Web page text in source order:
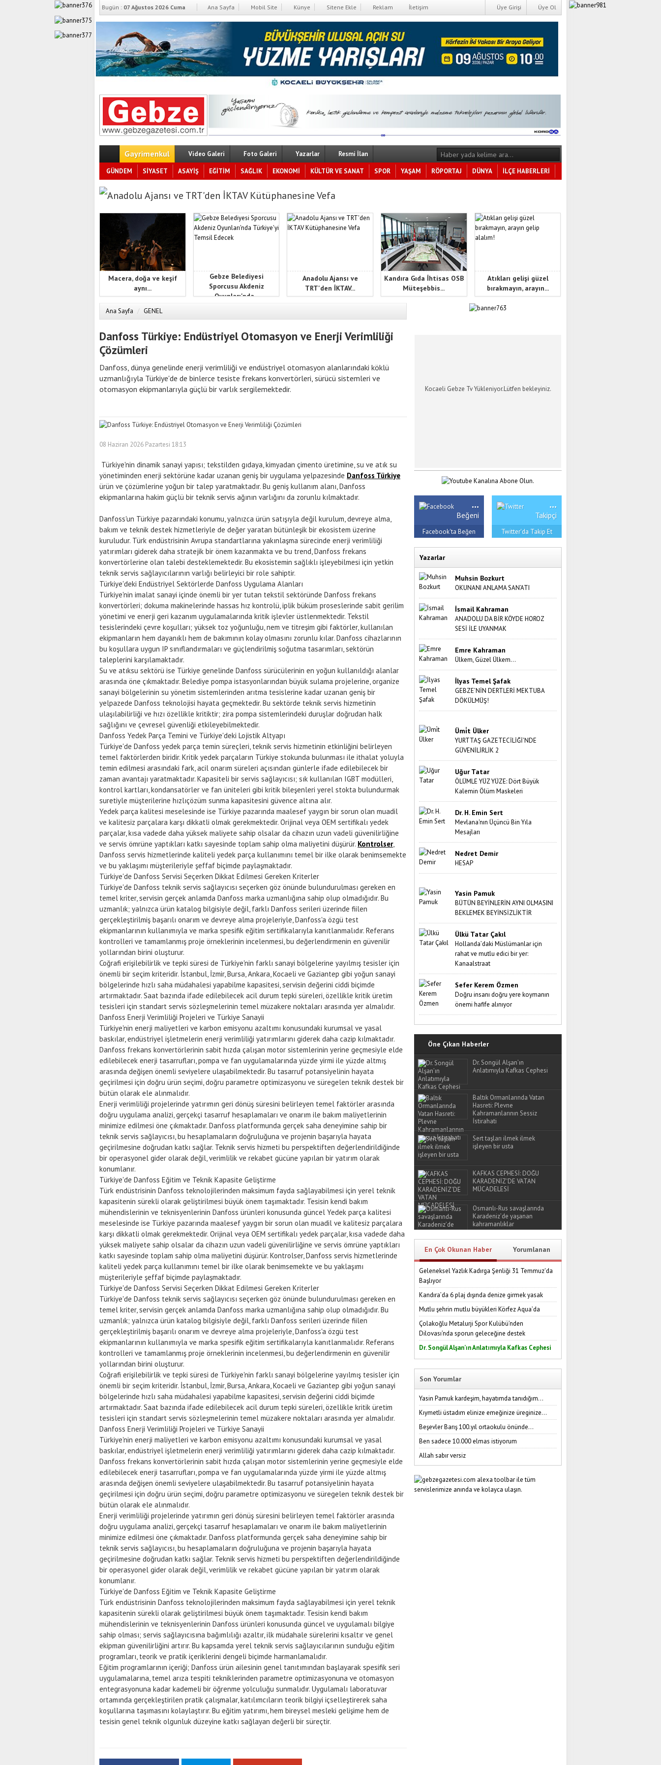
Bugün : 07 Ağustos 2026 Cuma Ana Sayfa Mobil Site Künye Sitene Ekle Reklam İletişim Üye Ol
Üye Girişi
Gayrimenkul Video Galeri Foto Galeri Yazarlar Resmi İlan
GÜNDEM SİYASET ASAYİŞ EĞİTİM SAĞLIK EKONOMİ KÜLTÜR VE SANAT SPOR YAŞAM RÖPORTAJ DÜNYA
İLÇE HABERLERİ
Anadolu Ajansı ve TRT'den İKTAV Kütüphanesine Vefa
Macera, doğa ve keşif
aynı...
Gebze Belediyesi
Sporcusu Akdeniz
Oyunları'nda...
Anadolu Ajansı ve
TRT'den İKTAV...
Kandıra Gıda İhtisas OSB
Müteşebbis...
Atıkları gelişi güzel
bırakmayın, arayın...
Ana Sayfa / GENEL
Danfoss Türkiye: Endüstriyel Otomasyon ve Enerji Verimliliği
Çözümleri
Danfoss, dünya genelinde enerji verimliliği ve endüstriyel otomasyon alanlarındaki köklü
uzmanlığıyla Türkiye'de de binlerce tesiste frekans konvertörleri, sürücü sistemleri ve
otomasyon ekipmanlarıyla güçlü bir varlık sergilemektedir.
08 Haziran 2026 Pazartesi 18:13
Türkiye'nin dinamik sanayi yapısı; tekstilden gıdaya, kimyadan çimento üretimine, su ve atık su
yönetiminden enerji sektörüne kadar uzanan geniş bir uygulama yelpazesinde Danfoss Türkiye
ürün ve çözümlerine yoğun bir talep yaratmaktadır. Bu geniş kullanım alanı, Danfoss
ekipmanlarına hakim güçlü bir teknik servis ağının varlığını da zorunlu kılmaktadır.
Danfoss'un Türkiye pazarındaki konumu, yalnızca ürün satışıyla değil kurulum, devreye alma,
bakım ve teknik destek hizmetleriyle de değer yaratan bütünleşik bir ekosistem üzerine
kuruludur. Türk endüstrisinin Avrupa standartlarına yakınlaşma sürecinde enerji verimliliği
yatırımları giderek daha stratejik bir önem kazanmakta ve bu trend, Danfoss frekans
konvertörlerine olan talebi desteklemektedir. Bu ekosistemin sağlıklı işleyebilmesi için yetkin
teknik servis sağlayıcılarının varlığı belirleyici bir role sahiptir.
Türkiye'deki Endüstriyel Sektörlerde Danfoss Uygulama Alanları
Türkiye'nin imalat sanayi içinde önemli bir yer tutan tekstil sektöründe Danfoss frekans
konvertörleri; dokuma makinelerinde hassas hız kontrolü, iplik büküm proseslerinde sabit gerilim
yönetimi ve enerji geri kazanım uygulamalarında kritik işlevler üstlenmektedir. Tekstil
tesislerindeki çevre koşulları; yüksek toz yoğunluğu, nem ve titreşim gibi faktörler, kullanılan
ekipmanların hem dayanıklı hem de bakımının kolay olmasını zorunlu kılar. Danfoss cihazlarının
bu koşullara uygun IP sınıflandırmaları ve güçlendirilmiş soğutma tasarımları, sektörün
taleplerini karşılamaktadır.
Su ve atıksu sektörü ise Türkiye genelinde Danfoss sürücülerinin en yoğun kullanıldığı alanlar
arasında öne çıkmaktadır. Belediye pompa istasyonlarından büyük sulama projelerine, organize
sanayi bölgelerinin su yönetim sistemlerinden arıtma tesislerine kadar uzanan geniş bir
yelpazede Danfoss teknolojisi hayata geçmektedir. Bu sektörde teknik servis hizmetinin
ulaşılabilirliği ve hızı özellikle kritiktir; zira pompa sistemlerindeki duruşlar doğrudan halk
sağlığını ve çevresel güvenliği etkileyebilmektedir.
Danfoss Yedek Parça Temini ve Türkiye'deki Lojistik Altyapı
Türkiye'de Danfoss yedek parça temin süreçleri, teknik servis hizmetinin etkinliğini belirleyen
temel faktörlerden biridir. Kritik yedek parçaların Türkiye stokunda bulunması ile ithalat yoluyla
temin edilmesi arasındaki fark, acil onarım süreleri açısından günlerle ifade edilebilecek bir
zaman avantajı yaratmaktadır. Kapasiteli bir servis sağlayıcısı; sık kullanılan IGBT modülleri,
kontrol kartları, kondansatörler ve fan üniteleri gibi kritik bileşenleri yerel stokta bulundurmak
suretiyle müşterilerine hızlıçözüm sunma kapasitesini güvence altına alır.
Yedek parça kalitesi meselesinde ise Türkiye pazarında maalesef yaygın bir sorun olan muadil
ve kalitesiz parçalara karşı dikkatli olmak gerekmektedir. Orijinal veya OEM sertifikalı yedek
parçalar, kısa vadede daha yüksek maliyete sahip olsalar da cihazın uzun vadeli güvenilirliğine
ve servis ömrüne yaptıkları katkı sayesinde toplam sahip olma maliyetini düşürür. Kontrolser,
Danfoss servis hizmetlerinde kaliteli yedek parça kullanımını temel bir ilke olarak benimsemekte
ve bu yaklaşımı müşterileriyle şeffaf biçimde paylaşmaktadır.
Türkiye'de Danfoss Servisi Seçerken Dikkat Edilmesi Gereken Kriterler
Türkiye'de Danfoss teknik servis sağlayıcısı seçerken göz önünde bulundurulması gereken en
temel kriter, servisin gerçek anlamda Danfoss marka uzmanlığına sahip olup olmadığıdır. Bu
uzmanlık; yalnızca ürün katalog bilgisiyle değil, farklı Danfoss serileri üzerinde fiilen
gerçekleştirilmiş başarılı onarım ve devreye alma projeleriyle, Danfoss'a özgü test
ekipmanlarının kullanımıyla ve marka spesifik eğitim sertifikalarıyla kanıtlanmalıdır. Referans
kontrolleri ve tamamlanmış proje örneklerinin incelenmesi, bu değerlendirmenin en güvenilir
yollarından birini oluşturur.
Coğrafi erişilebilirlik ve tepki süresi de Türkiye'nin farklı sanayi bölgelerine yayılmış tesisler için
önemli bir seçim kriteridir. İstanbul, İzmir, Bursa, Ankara, Kocaeli ve Gaziantep gibi yoğun sanayi
bölgelerinde hızlı saha müdahalesi yapabilme kapasitesi, servisin değerini ciddi biçimde
artırmaktadır. Saat bazında ifade edilebilecek acil durum tepki süreleri, özellikle kritik üretim
tesisleri için standart servis sözleşmelerinin temel müzakere noktaları arasında yer almalıdır.
Danfoss Enerji Verimliliği Projeleri ve Türkiye Sanayii
Türkiye'nin enerji maliyetleri ve karbon emisyonu azaltımı konusundaki kurumsal ve yasal
baskılar, endüstriyel işletmelerin enerji verimliliği yatırımlarını giderek daha cazip kılmaktadır.
Danfoss frekans konvertörlerinin sabit hızda çalışan motor sistemlerinin yerine geçmesiyle elde
edilebilecek enerji tasarrufları, pompa ve fan uygulamalarında yüzde yirmi ile yüzde altmış
arasında değişen önemli seviyelere ulaşabilmektedir. Bu tasarruf potansiyelinin hayata
geçirilmesi için doğru ürün seçimi, doğru parametre optimizasyonu ve süregelen teknik destek bir
bütün olarak ele alınmalıdır.
Enerji verimliliği projelerinde yatırımın geri dönüş süresini belirleyen temel faktörler arasında
doğru uygulama analizi, gerçekçi tasarruf hesaplamaları ve onarım ile bakım maliyetlerinin
minimize edilmesi öne çıkmaktadır. Danfoss platformunda gerçek saha deneyimine sahip bir
teknik servis sağlayıcısı, bu hesaplamaların doğruluğuna ve projenin başarıyla hayata
geçirilmesine doğrudan katkı sağlar. Teknik servis hizmeti bu perspektiften değerlendirildiğinde
bir operasyonel gider olarak değil, verimlilik ve rekabet gücüne yapılan bir yatırım olarak
konumlanır.
Türkiye'de Danfoss Eğitim ve Teknik Kapasite Geliştirme
Türk endüstrisinin Danfoss teknolojilerinden maksimum fayda sağlayabilmesi için yerel teknik
kapasitenin sürekli olarak geliştirilmesi büyük önem taşımaktadır. Tesisin kendi bakım
mühendislerinin ve teknisyenlerinin Danfoss ürünleri konusunda güncel Yedek parça kalitesi
meselesinde ise Türkiye pazarında maalesef yaygın bir sorun olan muadil ve kalitesiz parçalara
karşı dikkatli olmak gerekmektedir. Orijinal veya OEM sertifikalı yedek parçalar, kısa vadede daha
yüksek maliyete sahip olsalar da cihazın uzun vadeli güvenilirliğine ve servis ömrüne yaptıkları
katkı sayesinde toplam sahip olma maliyetini düşürür. Kontrolser, Danfoss servis hizmetlerinde
kaliteli yedek parça kullanımını temel bir ilke olarak benimsemekte ve bu yaklaşımı
müşterileriyle şeffaf biçimde paylaşmaktadır.
Türkiye'de Danfoss Servisi Seçerken Dikkat Edilmesi Gereken Kriterler
Türkiye'de Danfoss teknik servis sağlayıcısı seçerken göz önünde bulundurulması gereken en
temel kriter, servisin gerçek anlamda Danfoss marka uzmanlığına sahip olup olmadığıdır. Bu
uzmanlık; yalnızca ürün katalog bilgisiyle değil, farklı Danfoss serileri üzerinde fiilen
gerçekleştirilmiş başarılı onarım ve devreye alma projeleriyle, Danfoss'a özgü test
ekipmanlarının kullanımıyla ve marka spesifik eğitim sertifikalarıyla kanıtlanmalıdır. Referans
kontrolleri ve tamamlanmış proje örneklerinin incelenmesi, bu değerlendirmenin en güvenilir
yollarından birini oluşturur.
Coğrafi erişilebilirlik ve tepki süresi de Türkiye'nin farklı sanayi bölgelerine yayılmış tesisler için
önemli bir seçim kriteridir. İstanbul, İzmir, Bursa, Ankara, Kocaeli ve Gaziantep gibi yoğun sanayi
bölgelerinde hızlı saha müdahalesi yapabilme kapasitesi, servisin değerini ciddi biçimde
artırmaktadır. Saat bazında ifade edilebilecek acil durum tepki süreleri, özellikle kritik üretim
tesisleri için standart servis sözleşmelerinin temel müzakere noktaları arasında yer almalıdır.
Danfoss Enerji Verimliliği Projeleri ve Türkiye Sanayii
Türkiye'nin enerji maliyetleri ve karbon emisyonu azaltımı konusundaki kurumsal ve yasal
baskılar, endüstriyel işletmelerin enerji verimliliği yatırımlarını giderek daha cazip kılmaktadır.
Danfoss frekans konvertörlerinin sabit hızda çalışan motor sistemlerinin yerine geçmesiyle elde
edilebilecek enerji tasarrufları, pompa ve fan uygulamalarında yüzde yirmi ile yüzde altmış
arasında değişen önemli seviyelere ulaşabilmektedir. Bu tasarruf potansiyelinin hayata
geçirilmesi için doğru ürün seçimi, doğru parametre optimizasyonu ve süregelen teknik destek bir
bütün olarak ele alınmalıdır.
Enerji verimliliği projelerinde yatırımın geri dönüş süresini belirleyen temel faktörler arasında
doğru uygulama analizi, gerçekçi tasarruf hesaplamaları ve onarım ile bakım maliyetlerinin
minimize edilmesi öne çıkmaktadır. Danfoss platformunda gerçek saha deneyimine sahip bir
teknik servis sağlayıcısı, bu hesaplamaların doğruluğuna ve projenin başarıyla hayata
geçirilmesine doğrudan katkı sağlar. Teknik servis hizmeti bu perspektiften değerlendirildiğinde
bir operasyonel gider olarak değil, verimlilik ve rekabet gücüne yapılan bir yatırım olarak
konumlanır.
Türkiye'de Danfoss Eğitim ve Teknik Kapasite Geliştirme
Türk endüstrisinin Danfoss teknolojilerinden maksimum fayda sağlayabilmesi için yerel teknik
kapasitenin sürekli olarak geliştirilmesi büyük önem taşımaktadır. Tesisin kendi bakım
mühendislerinin ve teknisyenlerinin Danfoss ürünleri konusunda güncel ve uygulamalı bilgiye
sahip olması; servis sağlayıcısına bağımlılığı azaltır, ilk müdahale sürelerini kısaltır ve genel
ekipman güvenilirliğini artırır. Bu kapsamda yerel teknik servis sağlayıcılarının sunduğu eğitim
programları, teorik ve pratik içeriklerini dengeli biçimde harmanlamalıdır.
Eğitim programlarının içeriği; Danfoss ürün ailesinin genel tanıtımından başlayarak spesifik seri
uygulamalarına, temel arıza tespiti tekniklerinden parametre optimizasyonuna ve otomasyon
entegrasyonuna kadar kademeli bir öğrenme yolculuğu sunmalıdır. Uygulamalı laboratuvar
ortamında gerçekleştirilen pratik çalışmalar, katılımcıların teorik bilgiyi içselleştirerek saha
koşullarına taşımasını kolaylaştırır. Bu eğitim yatırımı, hem bireysel mesleki gelişime hem de
tesisin genel teknik olgunluk düzeyine katkı sağlayan değerli bir süreçtir.
Kocaeli Gebze Tv Yükleniyor.Lütfen bekleyiniz.
...
Beğeni
Facebook'ta Beğen
...
Takipçi
Twitter'da Takip Et
Yazarlar
Muhsin Bozkurt
OKUNANI ANLAMA SAN’ATI
İsmail Kahraman
ANADOLU DA BİR KÖYDE HOROZ
SESİ İLE UYANMAK
Emre Kahraman
Ülkem, Güzel Ülkem…
İlyas Temel Şafak
GEBZE’NİN DERTLERİ MEKTUBA
DÖKÜLMÜŞ!
Ümi̇t Ülker
YURTTAŞ GAZETECİLİĞİ’NDE
GÜVENİLİRLİK 2
Uğur Tatar
ÖLÜMLE YÜZ YÜZE: Dört Büyük
Kalemin Ölüm Maskeleri
Dr. H. Emin Sert
Mevlana'nın Üçüncü Bin Yıla
Mesajları
Nedret Demir
HESAP
Yasin Pamuk
BÜTÜN BEYİNLERİN AYNI OLMASINI
BEKLEMEK BEYİNSİZLİKTİR
Ülkü Tatar Çakıl
Hollanda’daki Müslümanlar için
rahat ve mutlu edici bir yer:
Kanaalstraat
Sefer Kerem Özmen
Doğru insanı doğru yere koymanın
önemi hafife alınıyor
Öne Çıkan Haberler
Dr. Songül Alşan’ın
Anlatımıyla Kafkas Cephesi
Baltık Ormanlarında Vatan
Hasreti: Plevne
Kahramanlarının Sessiz
İstirahati
Sert taşları ilmek ilmek
işleyen bir usta
KAFKAS CEPHESİ: DOĞU
KARADENİZ'DE VATAN
MÜCADELESİ
Osmanlı-Rus savaşlarında
Karadeniz’de yaşanan
kahramanlıklar
En Çok Okunan Haber Yorumlanan
Geleneksel Yazlık Kadırga Şenliği 31 Temmuz'da
Başlıyor
Kandıra’da 6 plaj dışında denize girmek yasak
Mutlu şehrin mutlu büyükleri Körfez Aqua’da
Çolakoğlu Metalurji Spor Kulübü’nden
Dilovası’nda sporun geleceğine destek
Dr. Songül Alşan’ın Anlatımıyla Kafkas Cephesi
Son Yorumlar
Yasin Pamuk kardeşim, hayatımda tanıdığım...
Kıymetli üstadım elinize emeğinize üreginize...
Beşevler Barış 100.yıl ortaokulu önünde...
Ben sadece 10.000 elmas istiyorum
Allah sabır versiz